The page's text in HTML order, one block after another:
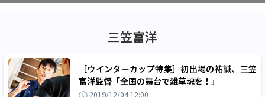
三笠富洋
［ウインターカップ特集］初出場の祐誠、三笠
富洋監督「全国の舞台で雑草魂を！」
2019/12/04 12:00